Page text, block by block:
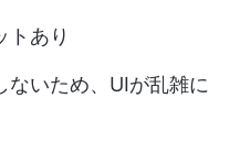
トあり
ないため、UIが乱雑に